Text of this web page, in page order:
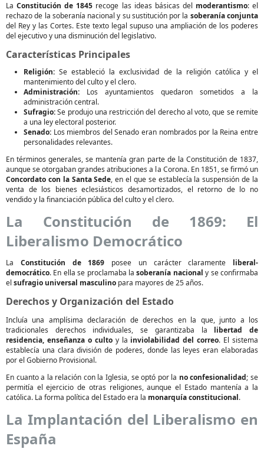
LaConstitución de 1845 recoge las ideas básicas del moderantismo: el
rechazo de la soberanía nacional y su sustitución por la soberanía conjunta
del Rey y las Cortes. Este texto legal supuso una ampliación de los poderes
del ejecutivo y una disminución del legislativo.
Características Principales
Religión: Se estableció la exclusividad de la religión católica y el
mantenimiento del culto y el clero.
Administración: Los ayuntamientos quedaron sometidos a la
administración central.
Sufragio:Se produjo una restricción del derecho al voto, que se remite
a una ley electoral posterior.
Senado: Los miembros del Senado eran nombrados por la Reina entre
personalidades relevantes.
En términos generales, se mantenía gran parte de la Constitución de 1837,
aunque se otorgaban grandes atribuciones a la Corona. En 1851, se firmó un
Concordato con la Santa Sede, en el que se establecía la suspensión de la
venta de los bienes eclesiásticos desamortizados, el retorno de lo no
vendido y la financiación pública del culto y el clero.
La Constitución de 1869: El
Liberalismo Democrático
La Constitución de 1869 posee un carácter claramente liberal-
democrático. En ella se proclamaba lasoberanía nacional y se confirmaba
el sufragio universal masculino para mayores de 25 años.
Derechos y Organización del Estado
Incluía una amplísima declaración de derechos en la que, junto a los
tradicionales derechos individuales, se garantizaba la libertad de
residencia, enseñanza o cultoy la inviolabilidad del correo. El sistema
establecía una clara división de poderes, donde las leyes eran elaboradas
por el Gobierno Provisional.
En cuanto a la relación con la Iglesia, se optó por la no confesionalidad; se
permitía el ejercicio de otras religiones, aunque el Estado mantenía a la
católica. La forma política del Estado era la monarquía constitucional.
La Implantación del Liberalismo en
España